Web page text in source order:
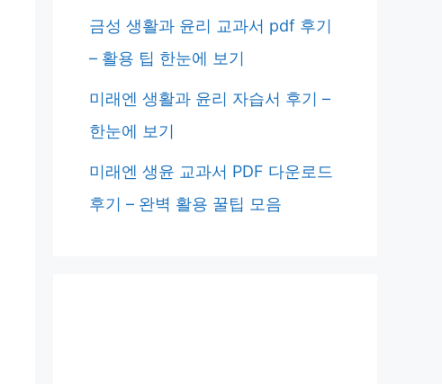
금성 생활과 윤리 교과서 pdf 후기
– 활용 팁 한눈에 보기
미래엔 생활과 윤리 자습서 후기 –
한눈에 보기
미래엔 생윤 교과서 PDF 다운로드
후기 – 완벽 활용 꿀팁 모음